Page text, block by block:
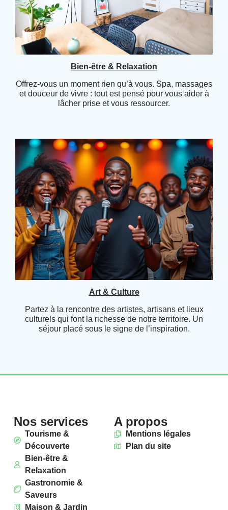
Bien-être & Relaxation
Offrez-vous un moment rien qu’à vous. Spa, massages
et douceur de vivre : tout est pensé pour vous aider à
lâcher prise et vous ressourcer.
Art & Culture
Partez à la rencontre des artistes, artisans et lieux
culturels qui font la richesse de notre territoire. Un
séjour placé sous le signe de l’inspiration.
Nos services
Tourisme &
Découverte
Bien-être &
Relaxation
Gastronomie &
Saveurs
Maison & Jardin
A propos
Mentions légales
Plan du site